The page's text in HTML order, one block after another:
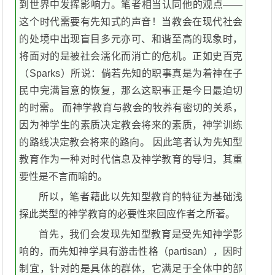
到世界中发挥影响力。笔者相当认同他的观点——
这个时代需要有先知式的声音！当教会在现代社会
的处境中出现盲目多元亦可、和谐至高的现象时，
将面对的是被社会濡化而消亡的危机。正如史百克
（Sparks）所说：倘若先知的职事真是为着神在子
民中完满旨意的恢复，那么这职事正是今日最迫切
的时需。 而神学教育与教会的牧养有密切的关系，
因为神学生的素质决定教会将来的素质，神学训练
的路线决定教会将来的路向。 因此笔者认为先知型
教育作为一种对时代信息及神学教育的导归，其重
要性是不言而喻的。
所以，笔者藉此以先知型教育的特征为基础浅
探此类型的神学教育的必要性来回应作者之所著。
首先，我们会发现先知型教育是受先知神学影
响的，而先知神学具有游击性格（partisan），因时
制宜，针对的是具体的群体，它满足于全体中的部